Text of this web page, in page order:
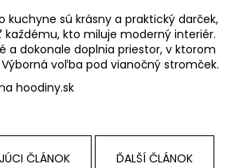
kuchyne sú krásny a praktický darček,
kto miluje moderný interiér.
a dokonale doplnia priestor, v ktorom
voľba pod vianočný stromček.
hoodiny.sk
ČLÁNOK ĎALŠÍ ČLÁNOK